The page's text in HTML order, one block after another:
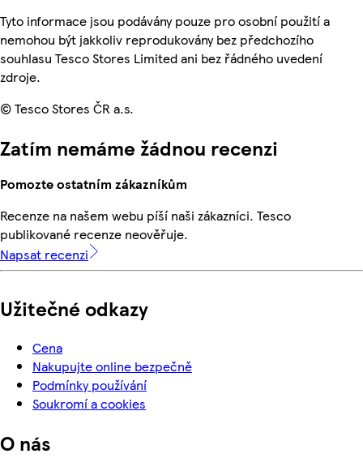
Tyto informace jsou podávány pouze pro osobní použití a
nemohou být jakkoliv reprodukovány bez předchozího
souhlasu Tesco Stores Limited ani bez řádného uvedení
zdroje.
© Tesco Stores ČR a.s.
Zatím nemáme žádnou recenzi
Pomozte ostatním zákazníkům
Recenze na našem webu píší naši zákazníci. Tesco
publikované recenze neověřuje.
Napsat recenzi
Užitečné odkazy
Cena
Nakupujte online bezpečně
Podmínky používání
Soukromí a cookies
O nás